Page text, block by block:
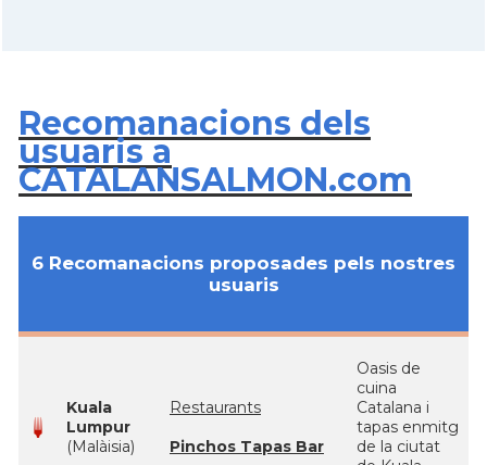
Recomanacions dels
usuaris a
CATALANSALMON.com
6 Recomanacions proposades pels nostres
usuaris
Kuala
Lumpur
(Malàisia)
Restaurants
Pinchos Tapas Bar
Oasis de
cuina
Catalana i
tapas enmitg
de la ciutat